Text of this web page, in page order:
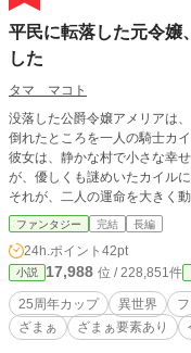
平民に転落した元令嬢
した
タマ マコト
没落した公爵令嬢アメリアは
倒れたところを一人の騎士カ
彼女は、静かな村で小さな幸
が、優しくも謎めいたカイル
それが、二人の運命を大きく
ファンタジー 完結 長編
24h.ポイント 42pt
小説 17,988 位 / 228,851件
25周年カップ 異世界
ざまぁ
ざまぁ要素あり